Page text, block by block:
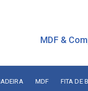
MDF &
MDF FITA DE